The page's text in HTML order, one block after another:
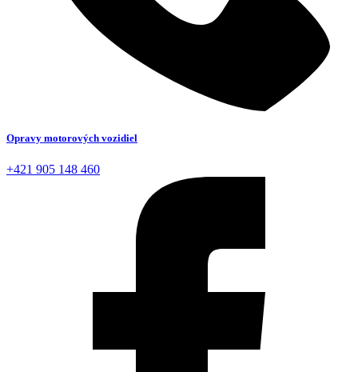
Opravy motorových vozidiel
+421 905 148 460